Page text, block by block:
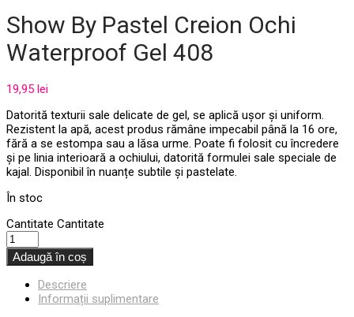
Show By Pastel Creion Ochi
Waterproof Gel 408
19,95 lei
Datorită texturii sale delicate de gel, se aplică ușor și uniform.
Rezistent la apă, acest produs rămâne impecabil până la 16 ore,
fără a se estompa sau a lăsa urme. Poate fi folosit cu încredere
și pe linia interioară a ochiului, datorită formulei sale speciale de
kajal. Disponibil în nuanțe subtile și pastelate.
În stoc
Cantitate Cantitate
Adaugă în coș
Descriere
Informații suplimentare